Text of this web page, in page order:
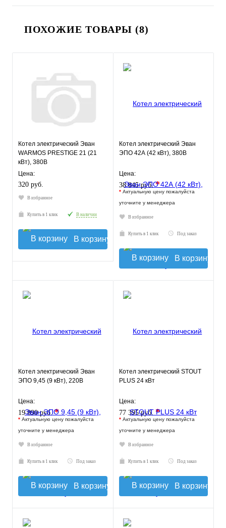
ПОХОЖИЕ ТОВАРЫ (8)
Котел электрический Эван
WARMOS PRESTIGE 21 (21
кВт), 380В
Цена:
320 руб.
В избранное
Купить в 1 клик В наличии
В корзину
Котел электрический Эван
ЭПО 42А (42 кВт), 380В
Цена:
38 845 руб.*
* Актуальную цену пожалуйста
уточните у менеджера
В избранное
Купить в 1 клик Под заказ
В корзину
Котел электрический Эван
ЭПО 9,45 (9 кВт), 220В
Цена:
19 890 руб.*
* Актуальную цену пожалуйста
уточните у менеджера
В избранное
Купить в 1 клик Под заказ
В корзину
Котел электрический STOUT
PLUS 24 кВт
Цена:
77 395 руб. *
* Актуальную цену пожалуйста
уточните у менеджера
В избранное
Купить в 1 клик Под заказ
В корзину